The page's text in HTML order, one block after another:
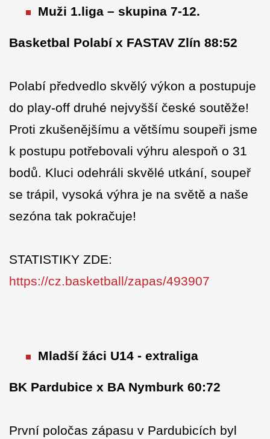
Muži 1.liga – skupina 7-12.
Basketbal Polabí x FASTAV Zlín 88:52
Polabí předvedlo skvělý výkon a postupuje
do play-off druhé nejvyšší české soutěže!
Proti zkušenějšímu a většímu soupeři jsme
k postupu potřebovali výhru alespoň o 31
bodů. Kluci odehráli skvělé utkání, soupeř
se trápil, vysoká výhra je na světě a naše
sezóna tak pokračuje!
STATISTIKY ZDE:
https://cz.basketball/zapas/493907
Mladší žáci U14 - extraliga
BK Pardubice x BA Nymburk 60:72
První poločas zápasu v Pardubicích byl